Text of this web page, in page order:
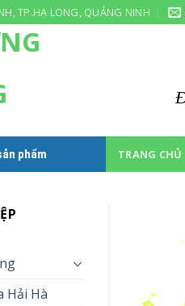
TP.HẠ LONG, QUẢNG NINH
phẩm TRANG CHỦ
Hải Hà